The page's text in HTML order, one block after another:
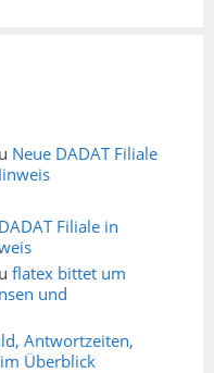
Neue DADAT Filiale
Filiale in
flatex bittet um
und
Antwortzeiten,
Überblick